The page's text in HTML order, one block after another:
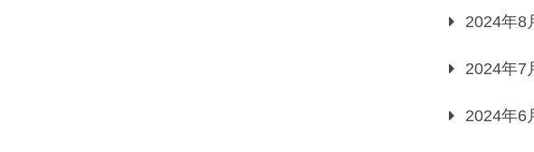
2024年8
2024年7
2024年6